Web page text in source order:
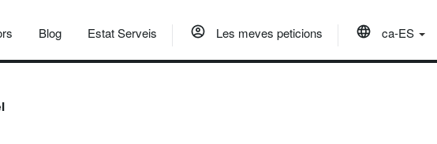
Blog Estat Serveis Les meves peticions ca-ES